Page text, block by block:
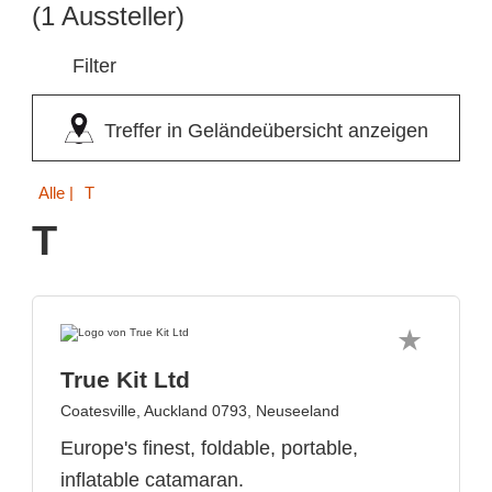
(1 Aussteller)
Filter
Treffer in Geländeübersicht anzeigen
Alle | T
T
True Kit Ltd
Coatesville, Auckland 0793, Neuseeland
Europe's finest, foldable, portable,
inflatable catamaran.